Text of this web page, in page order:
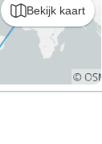
Bekijk kaart